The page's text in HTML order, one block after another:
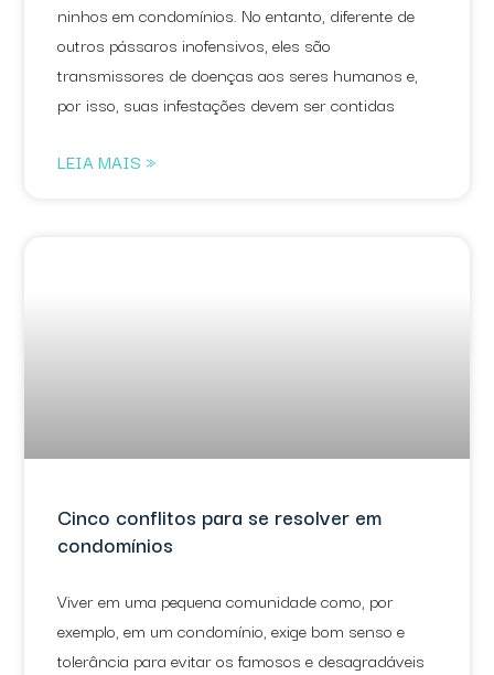
ninhos em condomínios. No entanto, diferente de
outros pássaros inofensivos, eles são
transmissores de doenças aos seres humanos e,
por isso, suas infestações devem ser contidas
LEIA MAIS »
Cinco conflitos para se resolver em
condomínios
Viver em uma pequena comunidade como, por
exemplo, em um condomínio, exige bom senso e
tolerância para evitar os famosos e desagradáveis